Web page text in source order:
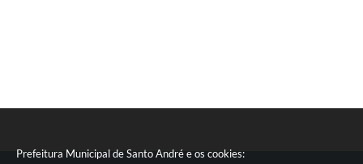
Prefeitura Municipal de Santo André e os cookies: